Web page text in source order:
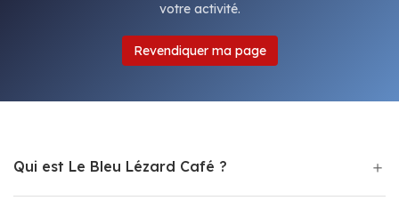
votre activité.
Revendiquer ma page
Qui est Le Bleu Lézard Café ?